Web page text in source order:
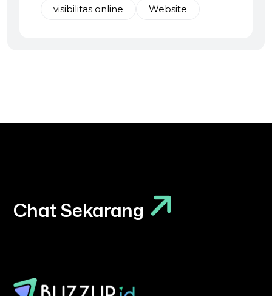
visibilitas online
Website
Chat Sekarang
Chat Sekarang